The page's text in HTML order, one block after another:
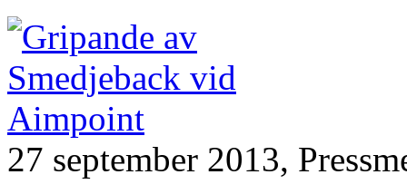
27 september 2013,